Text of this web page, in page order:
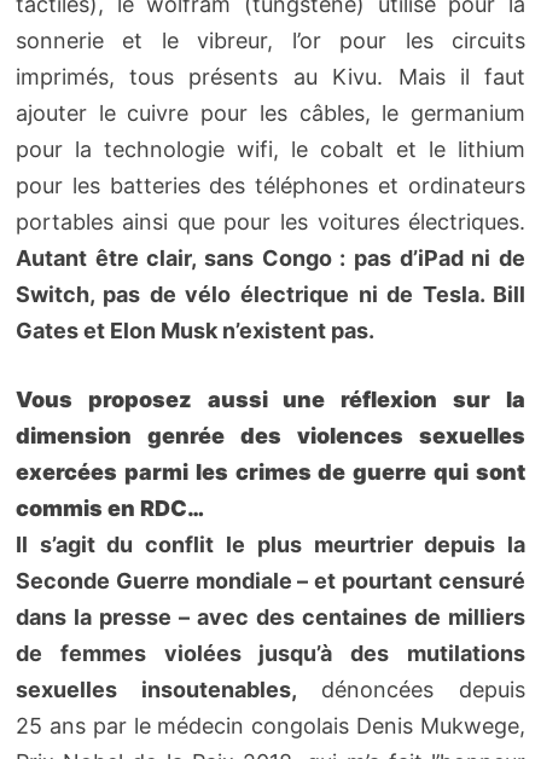
sonnerie et le vibreur, l’or pour les circuits
imprimés, tous présents au Kivu. Mais il faut
ajouter le cuivre pour les câbles, le germanium
pour la technologie wifi, le cobalt et le lithium
pour les batteries des téléphones et ordinateurs
portables ainsi que pour les voitures électriques.
Autant être clair, sans Congo : pas d’iPad ni de
Switch, pas de vélo électrique ni de Tesla. Bill
Gates et Elon Musk n’existent pas.
Vous proposez aussi une réflexion sur la
dimension genrée des violences sexuelles
exercées parmi les crimes de guerre qui sont
commis en RDC…
Il s’agit du conflit le plus meurtrier depuis la
Seconde Guerre mondiale – et pourtant censuré
dans la presse – avec des centaines de milliers
de femmes violées jusqu’à des mutilations
sexuelles insoutenables, dénoncées depuis
25 ans par le médecin congolais Denis Mukwege,